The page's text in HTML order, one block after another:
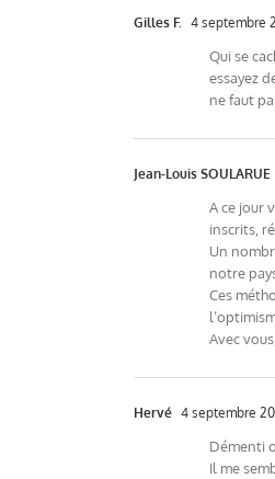
Gilles F. 4 septembre
Qui se
essayez
ne faut
Jean-Louis SOULARUE
A ce jour
inscrits,
Un
notre
Ces
Avec
Hervé 4 septembre
Démenti
Il me